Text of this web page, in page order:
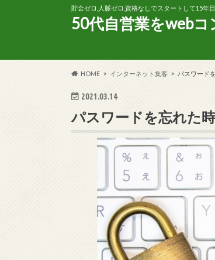
貯金ゼロ,人脈ゼロ,資格なしでスタートして15年
50代自営業をwebコ
HOME インターネット集客 パスワード
2021.03.14
パスワードを忘れた